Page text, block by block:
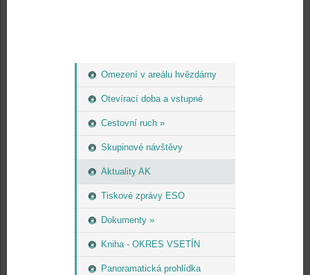
Omezení v areálu hvězdárny
Otevírací doba a vstupné
Cestovní ruch »
Skupinové návštěvy
Aktuality AK
Tiskové zprávy ESO
Dokumenty »
Kniha - OKRES VSETÍN
Panoramatická prohlídka